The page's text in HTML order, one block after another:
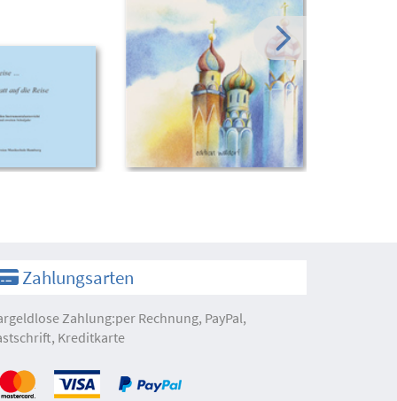
Zahlungsarten
Zahlung:per Rechnung, PayPal,
Kreditkarte